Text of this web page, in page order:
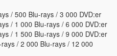
/ 500 Blu-rays / 3 000 DVD:er
/ 1 000 Blu-rays / 6 000 DVD:er
/ 1 500 Blu-rays / 9 000 DVD:er
/ 2 000 Blu-rays / 12 000